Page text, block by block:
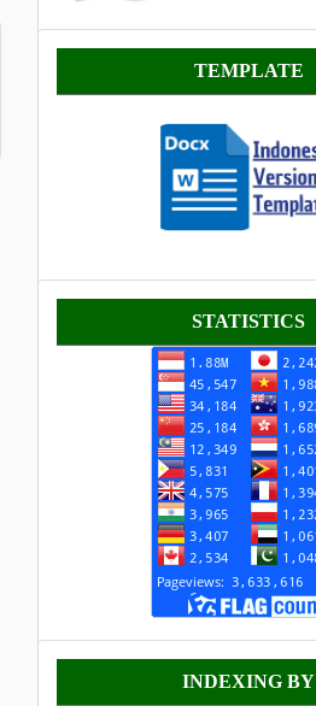
TemplateTEMPLATE
Statistik STATISTICS
IndexingINDEXING BY